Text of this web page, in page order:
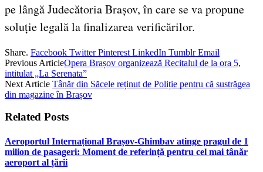
pe lângă Judecătoria Brașov, în care se va propune
soluție legală la finalizarea verificărilor.
Share. Facebook Twitter Pinterest LinkedIn Tumblr Email
Previous ArticleOpera Brașov organizează Recitalul de la ora 5,
intitulat „La Serenata”
Next Article Tânăr din Săcele reținut de Poliție pentru că sustrăgea
din magazine în Brașov
Related Posts
Aeroportul Internațional Brașov‑Ghimbav atinge pragul de 1
milion de pasageri: Moment de referință pentru cel mai tânăr
aeroport al țării